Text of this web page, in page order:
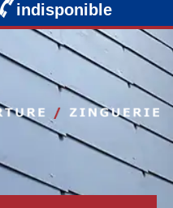
indisponible